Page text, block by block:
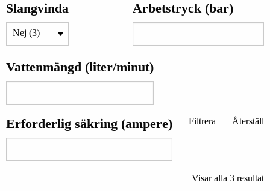
Slangvinda Arbetstryck (bar)
Vattenmängd (liter/minut)
Erforderlig säkring (ampere) Filtrera Återställ
Visar alla 3 resultat